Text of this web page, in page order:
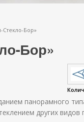
Бор»
Бор»
панорамного
других видов